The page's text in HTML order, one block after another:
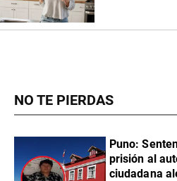
NO TE PIERDAS
Puno:
prisión al
ciudadana